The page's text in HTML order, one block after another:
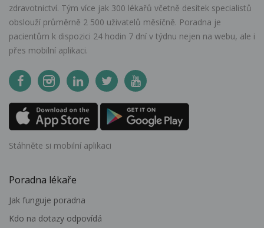
zdravotnictví. Tým více jak 300 lékařů včetně desítek specialistů
obslouží průměrně 2 500 uživatelů měsíčně. Poradna je
pacientům k dispozici 24 hodin 7 dní v týdnu nejen na webu, ale i
přes mobilní aplikaci.
Stáhněte si mobilní aplikaci
Poradna lékaře
Jak funguje poradna
Kdo na dotazy odpovídá